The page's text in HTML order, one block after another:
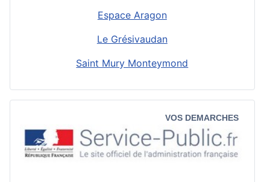
Espace Aragon
Le Grésivaudan
Saint Mury Monteymond
VOS DEMARCHES